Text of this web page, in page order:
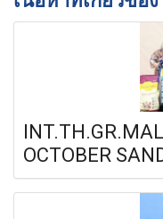
OCTOBER